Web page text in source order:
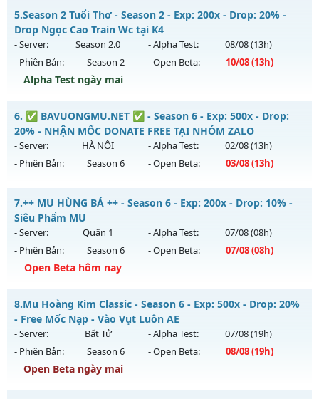
Kiểu reset: Non Reset
Thể loại: Mu Nguyên bản Webzen
Antihack: XShield
Magnific Mu - Starter events, activity freebies
Mu mới ra tháng 08 2026 - Mở máy chủ
ngày 15/08/2626
Exp: 40x - Drop: 30%
Kiểu reset: Reset In Game
Thể loại: Mu Nguyên bản Webzen
Antihack: Mega-Anti
5.Season 2 Tuổi Thơ - Season 2 - Exp: 200x - Drop: 20% -
Drop Ngọc Cao Train Wc tại K4
- Server: Season 2.0 - Alpha Test: 08/08(13h)
- Phiên Bản:
Season 2 - Open Beta: 10/08(13h)
Alpha Test ngày mai
Season 2 Tuổi Thơ - Drop Ngọc Cao Train Wc tại K4
Mu mới ra tháng 08 2026 - Mở máy chủSeason 2.0
ngày 10/08/2626
Exp: 200x - Drop: 20%
Thể loại: Mu Bán Đồ Full Trong Shop
Antihack: GameGuard
6. ✅ BAVUONGMU.NET ✅ - Season 6 - Exp: 500x - Drop:
20% - NHẬN MỐC DONATE FREE TẠI NHÓM ZALO
- Server: HÀ NỘI - Alpha Test: 02/08(13h)
- Phiên Bản:
Season 6 - Open Beta: 03/08(13h)
✅ BAVUONGMU.NET ✅ - NHẬN MỐC DONATE FREE TẠI
NHÓM ZALO
Mu mới ra tháng 08 2026 - Mở máy chủ
HÀ NỘIvào 13h
ngày 03/08/2626
Exp: 500x - Drop: 20%
Thể loại: Mu Nguyên bản Webzen
Antihack: FPS 60 PLUS - CHỐNG HACK 100%
7.++ MU HÙNG BÁ ++ - Season 6 - Exp: 200x - Drop: 10% -
Siêu Phẩm MU
- Server: Quận 1 - Alpha Test: 07/08(08h)
- Phiên Bản:
Season 6 - Open Beta: 07/08(08h)
Open Beta hôm nay
++ MU HÙNG BÁ ++ - Siêu Phẩm MU
Mu mới ra tháng 08 2026 - Mở máy chủ
ngày 07/08/2626
Exp: 200x - Drop: 10%
Kiểu reset: Reset In Game
8.Mu Hoàng Kim Classic - Season 6 - Exp: 500x - Drop: 20%
- Free Mốc Nạp - Vào Vụt Luôn AE
- Server: Bất Tử - Alpha Test: 07/08(19h)
- Phiên Bản:
Season 6 - Open Beta: 08/08(19h)
Open Beta ngày mai